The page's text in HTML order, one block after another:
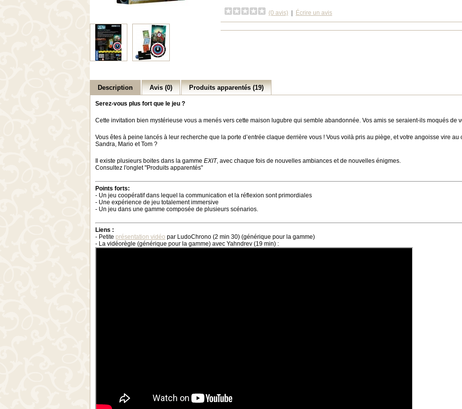
(0 avis) Écrire un avis
Description Avis (0) Produits apparentés (19)
Serez-vous plus fort que le jeu ?
Cette invitation bien mystérieuse vous a menés vers cette maison lugubre qui semble abandonnée. Vos amis se seraient-ils moqués de
Vous êtes à peine lancés à leur recherche que la porte d’entrée claque derrière vous ! Vous voilà pris au piège, et votre angoisse vire au
Sandra, Mario et Tom ?
Il existe plusieurs boites dans la gamme EXIT, avec chaque fois de nouvelles ambiances et de nouvelles énigmes.
Consultez l'onglet "Produits apparentés"
Points forts:
- Un jeu coopératif dans lequel la communication et la réflexion sont primordiales
- Une expérience de jeu totalement immersive
- Un jeu dans une gamme composée de plusieurs scénarios.
Liens :
- Petite présentation vidéo par LudoChrono (2 min 30) (générique pour la gamme)
- La vidéorègle (générique pour la gamme) avec Yahndrev (19 min) :